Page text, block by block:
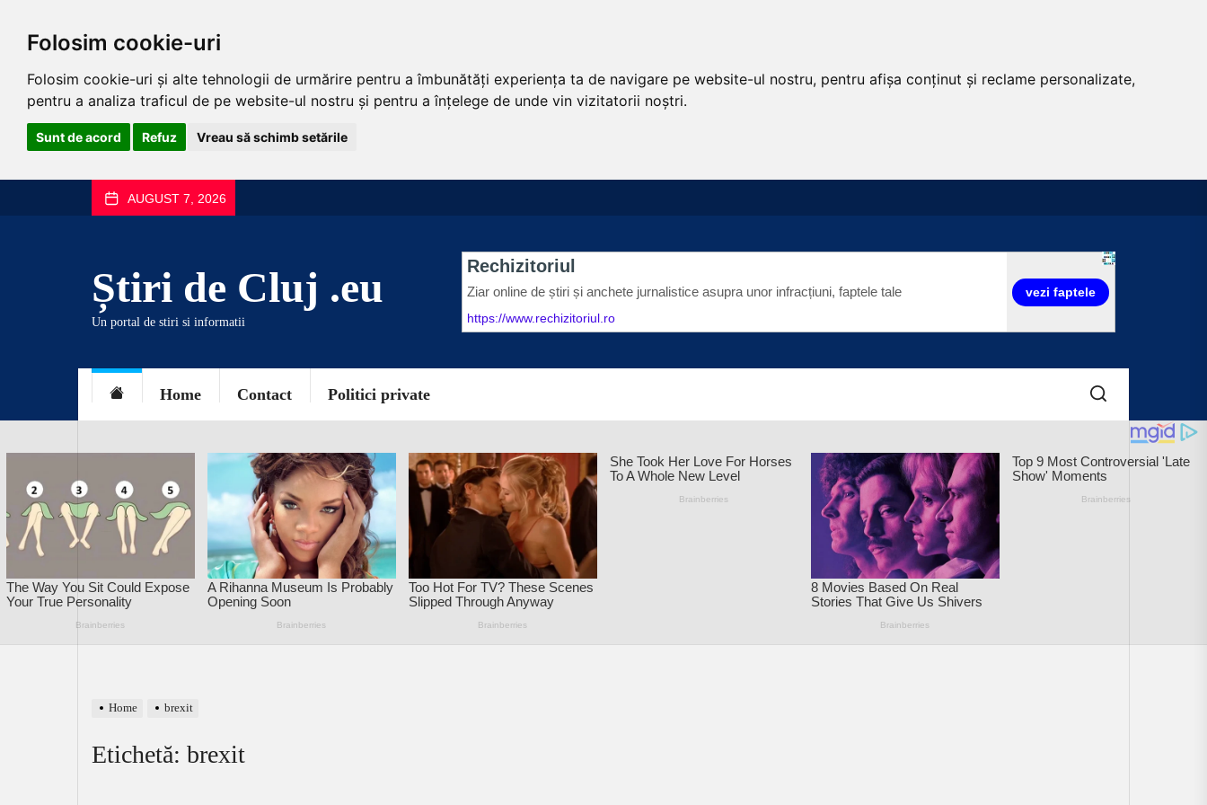
Folosim cookie-uri
Folosim cookie-uri și alte tehnologii de urmărire pentru a îmbunătăți experiența ta de navigare pe website-ul nostru, pentru afișa conținut și reclame personalizate,
pentru a analiza traficul de pe website-ul nostru și pentru a înțelege de unde vin vizitatorii noștri.
Sunt de acord Refuz Vreau să schimb setările
AUGUST 7, 2026
Știri de Cluj .eu
Un portal de stiri si informatii
Home Contact Politici private
Home brexit
Etichetă: brexit